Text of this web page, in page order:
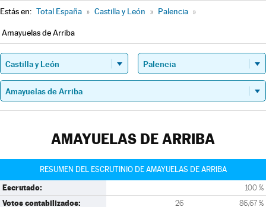
Estás en: Total España » Castilla y León » Palencia »
Amayuelas de Arriba
AMAYUELAS DE ARRIBA
RESUMEN DEL ESCRUTINIO DE AMAYUELAS DE ARRIBA
Escrutado: 100 %
Votos contabilizados: 26 86,67 %